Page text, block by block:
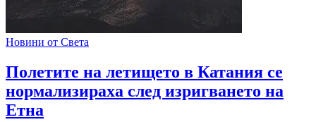
Новини от Света
Полетите на летището в Катания се
нормализираха след изригването на
Етна